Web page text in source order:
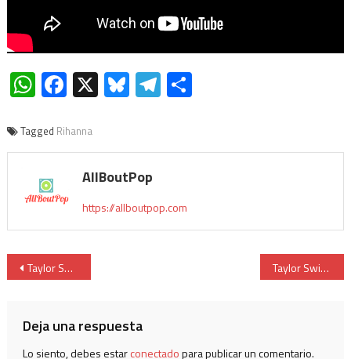
WhatsApp
Facebook
X BlueskyTelegram
Compartir
Tagged Rihanna
AllBoutPop
https://allboutpop.com
Taylor Swift se convierte en cenicienta en el vídeo de ‘Bejeweled’ Taylor Swift anuncia su gira ‘The Eras Tour’
Deja una respuesta
Lo siento, debes estarconectadopara publicar un comentario.